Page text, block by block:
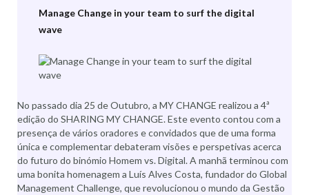
Manage Change in your team to surf the digital
wave
No passado dia 25 de Outubro, a MY CHANGE realizou a 4ª
edição do SHARING MY CHANGE. Este evento contou com a
presença de vários oradores e convidados que de uma forma
única e complementar debateram visões e perspetivas acerca
do futuro do binómio Homem vs. Digital. A manhã terminou com
uma bonita homenagem a Luís Alves Costa, fundador do Global
Management Challenge, que revolucionou o mundo da Gestão